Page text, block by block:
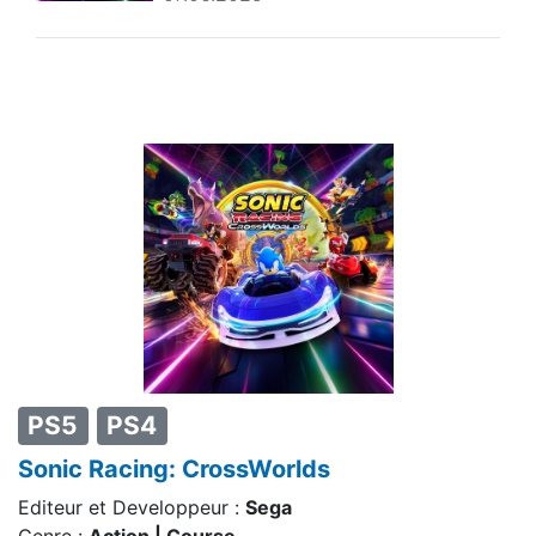
PS5 PS4
Sonic Racing: CrossWorlds
Editeur et Developpeur : Sega